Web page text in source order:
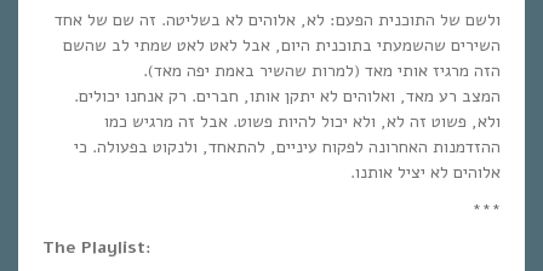
ולשם של התוכנית הפעם: לא, אלוהים לא בשליטה. זה שם של אחד
השירים שהשמעתי בתוכנית היום, אבל לאט לאט שמתי לב שהשם
הזה מרגיז אותי מאד (למרות שהשיר באמת יפה מאד).
המצב רע מאד, ואלוהים לא יתקן אותו, חברים. רק אנחנו יכולים.
ולא, פשוט זה לא, ולא יכול להיות פשוט. אבל זה מרגיש כמו
ההזדמנות האחרונה לפקוח עיניים, להתאחד, ולנקוט בפעולה. כי
אלוהים לא יציל אותנו.
***
The Playlist: